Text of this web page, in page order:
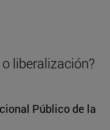
liberalización?
Público de la